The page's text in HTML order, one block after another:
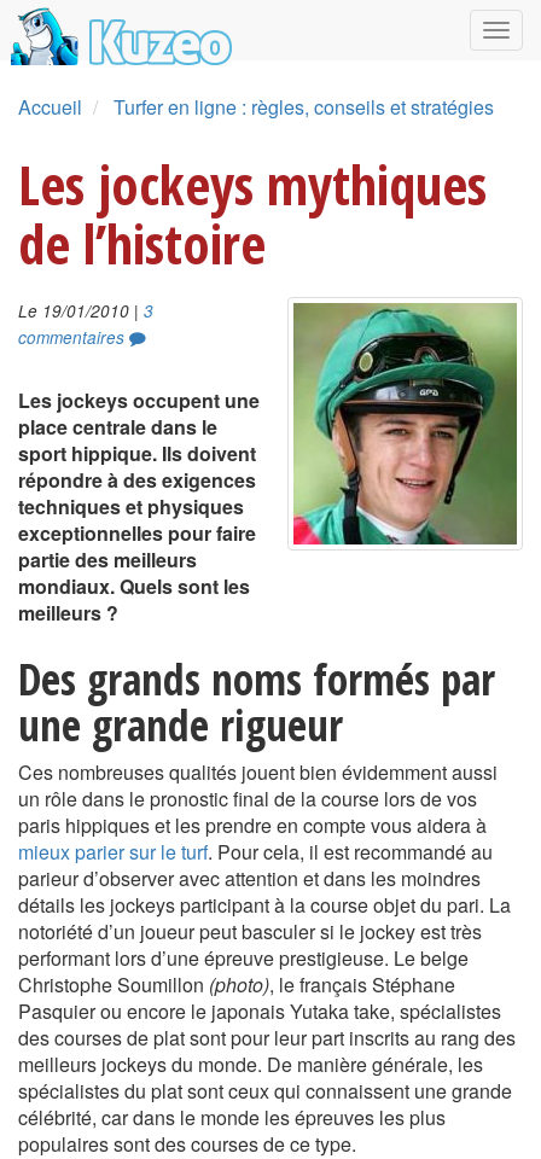
Accueil Turfer en ligne : règles, conseils et stratégies
Les jockeys mythiques
de l’histoire
Le 19/01/2010 | 3
commentaires
Les jockeys occupent une
place centrale dans le
sport hippique. Ils doivent
répondre à des exigences
techniques et physiques
exceptionnelles pour faire
partie des meilleurs
mondiaux. Quels sont les
meilleurs ?
Des grands noms formés par
une grande rigueur
Ces nombreuses qualités jouent bien évidemment aussi
un rôle dans le pronostic final de la course lors de vos
paris hippiques et les prendre en compte vous aidera à
mieux parier sur le turf. Pour cela, il est recommandé au
parieur d’observer avec attention et dans les moindres
détails les jockeys participant à la course objet du pari. La
notoriété d’un joueur peut basculer si le jockey est très
performant lors d’une épreuve prestigieuse. Le belge
Christophe Soumillon (photo), le français Stéphane
Pasquier ou encore le japonais Yutaka take, spécialistes
des courses de plat sont pour leur part inscrits au rang des
meilleurs jockeys du monde. De manière générale, les
spécialistes du plat sont ceux qui connaissent une grande
célébrité, car dans le monde les épreuves les plus
populaires sont des courses de ce type.